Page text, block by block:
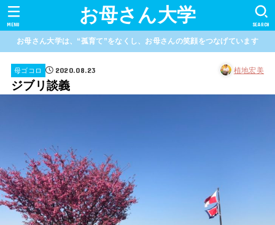
お母さん大学 SEARCH
MENU
お母さん大学は、“孤育て”をなくし、お母さんの笑顔をつなげています
母ゴコロ 2020.08.23 植地宏美
ジブリ談義